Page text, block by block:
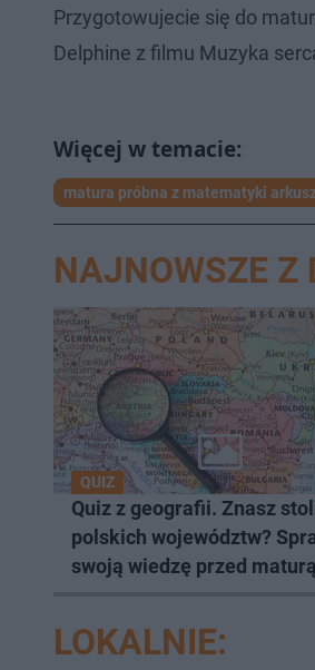
Przygotowujecie się do
Delphine z filmu Muzyka
matura próbna z matematyki
NAJNOWSZE Z
QUIZ
Quiz z geografii. Znasz
polskich województw?
swoją wiedzę przed maturą
LOKALNIE: